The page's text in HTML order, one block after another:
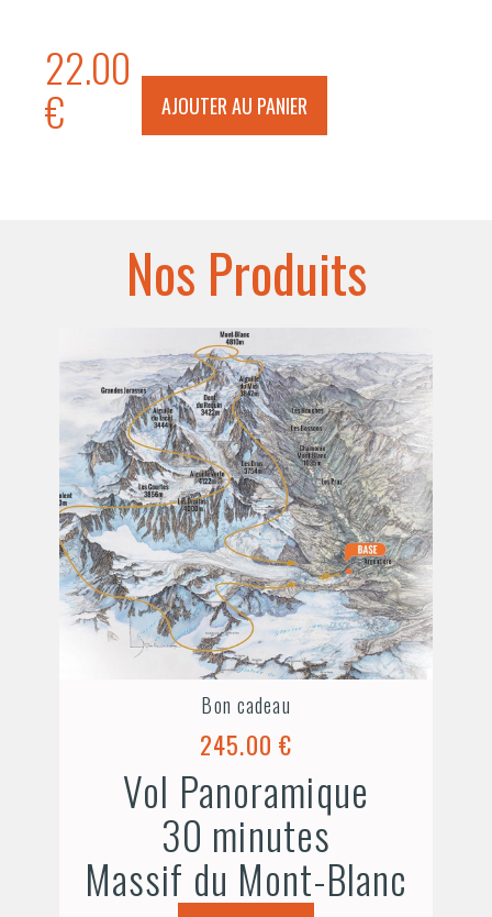
22.00
€ AJOUTER AU PANIER
Nos Produits
Bon cadeau
245.00 €
Vol Panoramique
30 minutes
Massif du Mont-Blanc